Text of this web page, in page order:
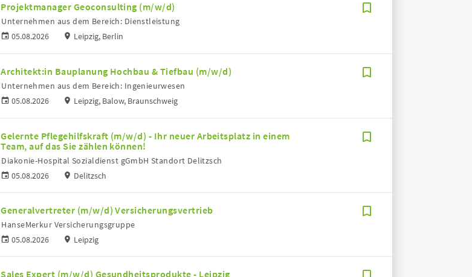
Projektmanager Geoconsulting (m/w/d)
05.08.2026
Unternehmen aus dem Bereich: Dienstleistung
Leipzig, Berlin
Architekt:in Bauplanung Hochbau & Tiefbau (m/w/d)
05.08.2026
Unternehmen aus dem Bereich: Ingenieurwesen
Leipzig, Balow, Braunschweig
Gelernte Pflegehilfskraft (m/w/d) - Ihr neuer Arbeitsplatz in einem
Team, auf das Sie zählen können!
05.08.2026
Diakonie-Hospital Sozialdienst gGmbH Standort Delitzsch
Delitzsch
Generalvertreter (m/w/d) Versicherungsvertrieb
05.08.2026
HanseMerkur Versicherungsgruppe
Leipzig
Sales Expert (m/w/d) Gesundheitsprodukte - Leipzig